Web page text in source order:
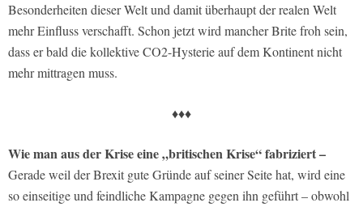
Besonderheiten dieser Welt und damit überhaupt der realen Welt
mehr Einfluss verschafft. Schon jetzt wird mancher Brite froh sein,
dass er bald die kollektive CO2-Hysterie auf dem Kontinent nicht
mehr mittragen muss.
♦♦♦
Wie man aus der Krise eine „britischen Krise“ fabriziert –
Gerade weil der Brexit gute Gründe auf seiner Seite hat, wird eine
so einseitige und feindliche Kampagne gegen ihn geführt – obwohl